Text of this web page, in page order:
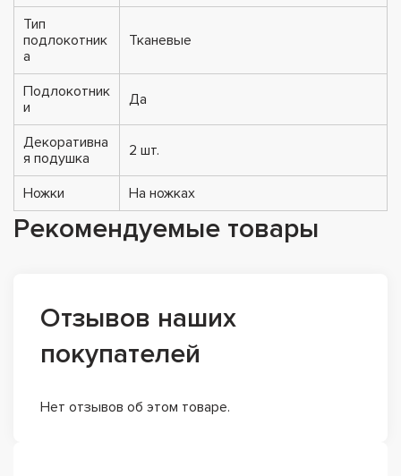
Тип
подлокотник
а
Тканевые
Подлокотник
и
Да
Декоративна
я подушка
2 шт.
Ножки На ножках
Рекомендуемые товары
Отзывов наших
покупателей
Нет отзывов об этом товаре.